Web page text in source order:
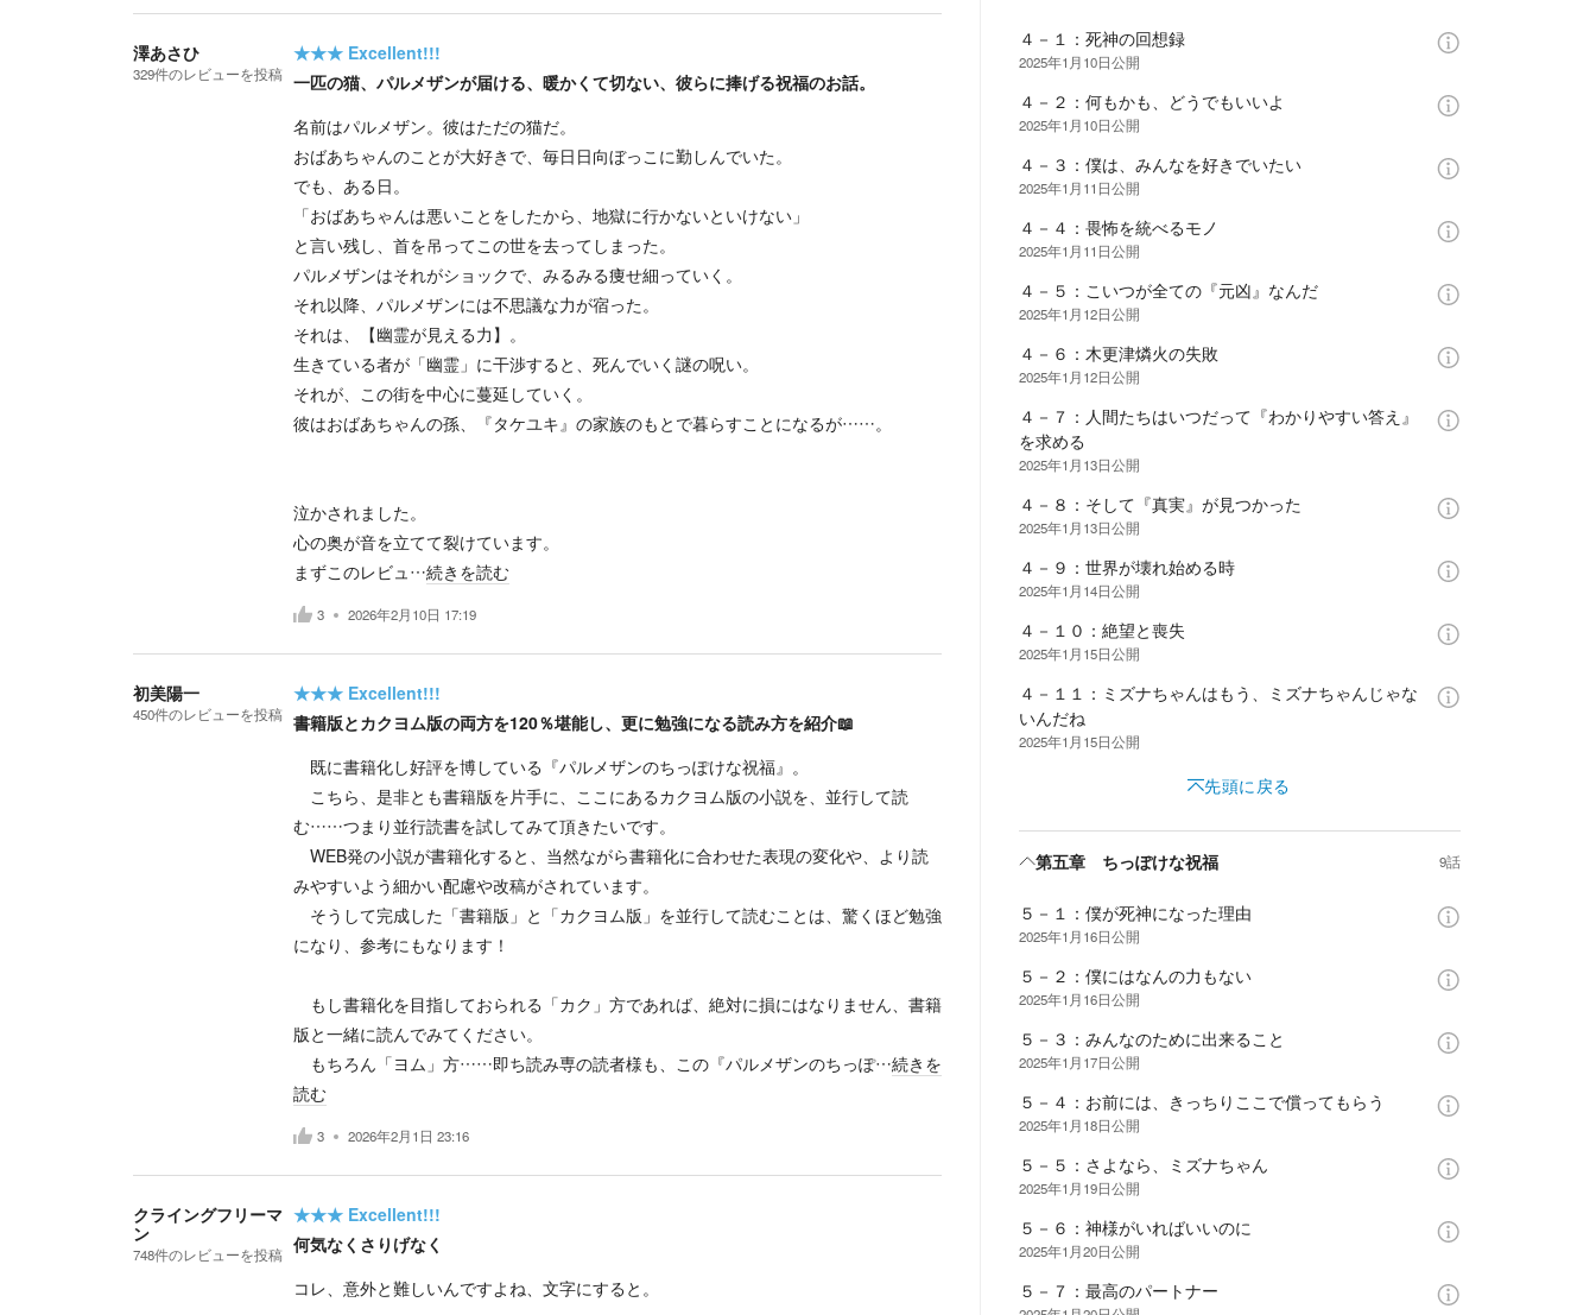
澤あさひ
329件のレビューを投稿
★★★ Excellent!!!
一匹の猫、パルメザンが届ける、暖かくて切ない、彼らに捧げる祝福のお話。
名前はパルメザン。彼はただの猫だ。
おばあちゃんのことが大好きで、毎日日向ぼっこに勤しんでいた。
でも、ある日。
「おばあちゃんは悪いことをしたから、地獄に行かないといけない」
と言い残し、首を吊ってこの世を去ってしまった。
パルメザンはそれがショックで、みるみる痩せ細っていく。
それ以降、パルメザンには不思議な力が宿った。
それは、【幽霊が見える力】。
生きている者が「幽霊」に干渉すると、死んでいく謎の呪い。
それが、この街を中心に蔓延していく。
彼はおばあちゃんの孫、『タケユキ』の家族のもとで暮らすことになるが……。
泣かされました。
心の奥が音を立てて裂けています。
まずこのレビュ…続きを読む
3 2026年2月10日 17:19
初美陽一
450件のレビューを投稿
★★★ Excellent!!!
書籍版とカクヨム版の両方を120％堪能し、更に勉強になる読み方を紹介📖
既に書籍化し好評を博している『パルメザンのちっぽけな祝福』。
こちら、是非とも書籍版を片手に、ここにあるカクヨム版の小説を、並行して読
む……つまり並行読書を試してみて頂きたいです。
WEB発の小説が書籍化すると、当然ながら書籍化に合わせた表現の変化や、より読
みやすいよう細かい配慮や改稿がされています。
そうして完成した「書籍版」と「カクヨム版」を並行して読むことは、驚くほど勉強
になり、参考にもなります！
もし書籍化を目指しておられる「カク」方であれば、絶対に損にはなりません、書籍
版と一緒に読んでみてください。
もちろん「ヨム」方……即ち読み専の読者様も、この『パルメザンのちっぽ…続きを
読む
3 2026年2月1日 23:16
クライングフリーマ
ン
748件のレビューを投稿
★★★ Excellent!!!
何気なくさりげなく
コレ、意外と難しいんですよね、文字にすると。
４－１：死神の回想録
2025年1月10日公開
４－２：何もかも、どうでもいいよ
2025年1月10日公開
４－３：僕は、みんなを好きでいたい
2025年1月11日公開
４－４：畏怖を統べるモノ
2025年1月11日公開
４－５：こいつが全ての『元凶』なんだ
2025年1月12日公開
４－６：木更津燐火の失敗
2025年1月12日公開
４－７：人間たちはいつだって『わかりやすい答え』
を求める
2025年1月13日公開
４－８：そして『真実』が見つかった
2025年1月13日公開
４－９：世界が壊れ始める時
2025年1月14日公開
４－１０：絶望と喪失
2025年1月15日公開
４－１１：ミズナちゃんはもう、ミズナちゃんじゃな
いんだね
2025年1月15日公開
先頭に戻る
第五章 ちっぽけな祝福 9話
５－１：僕が死神になった理由
2025年1月16日公開
５－２：僕にはなんの力もない
2025年1月16日公開
５－３：みんなのために出来ること
2025年1月17日公開
５－４：お前には、きっちりここで償ってもらう
2025年1月18日公開
５－５：さよなら、ミズナちゃん
2025年1月19日公開
５－６：神様がいればいいのに
2025年1月20日公開
５－７：最高のパートナー